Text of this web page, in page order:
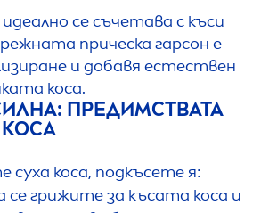
се съчетава с къси
прическа гарсон е
и добавя естествен
коса.
ПРЕДИМСТВАТА
КОСА
суха коса, подкъсете я:
се грижите за късата коса и